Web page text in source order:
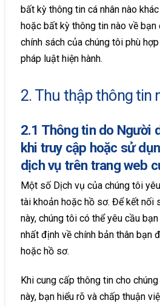
bất kỳ thông tin cá nhân nào
hoặc bất kỳ thông tin nào về
chính sách của chúng tôi phù
pháp luật hiện hành.
2. Thu thập thông tin
2.1 Thông tin do Người
khi truy cập hoặc sử
dịch vụ trên trang web
Một số Dịch vụ của chúng tôi
tài khoản hoặc hồ sơ. Để kết nối
này, chúng tôi có thể yêu cầu
nhất định về chính bản thân bạn
hoặc hồ sơ.
Khi cung cấp thông tin cho
này, bạn hiểu rõ và chấp thuận